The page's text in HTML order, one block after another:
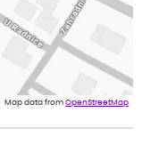
problém. Jen jsem byla
v nejlepší kondici a i
Map data fromOpenStreetMap